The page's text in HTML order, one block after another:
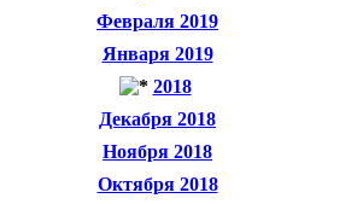
Февраля 2019
Января 2019
2018
Декабря 2018
Ноября 2018
Октября 2018